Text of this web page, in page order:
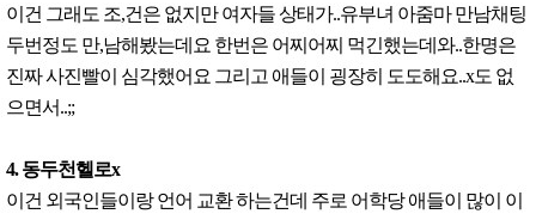
이건 그래도 조,건은 없지만 여자들 상태가..유부녀 아줌마 만남채팅
두번정도 만,남해봤는데요 한번은 어찌어찌 먹긴했는데와..한명은
진짜 사진빨이 심각했어요 그리고 애들이 굉장히 도도해요..x도 없
으면서..;;
4. 동두천헬로x
이건 외국인들이랑 언어 교환 하는건데 주로 어학당 애들이 많이 이